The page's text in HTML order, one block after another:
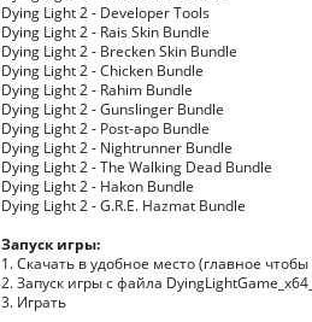
Dying Light 2 - Developer Tools
Dying Light 2 - Rais Skin Bundle
Dying Light 2 - Brecken Skin Bundle
Dying Light 2 - Chicken Bundle
Dying Light 2 - Rahim Bundle
Dying Light 2 - Gunslinger Bundle
Dying Light 2 - Post-apo Bundle
Dying Light 2 - Nightrunner Bundle
Dying Light 2 - The Walking Dead Bundle
Dying Light 2 - Hakon Bundle
Dying Light 2 - G.R.E. Hazmat Bundle
Запуск игры:
1. Скачать в удобное место (главное
2. Запуск игры с файла
3. Играть